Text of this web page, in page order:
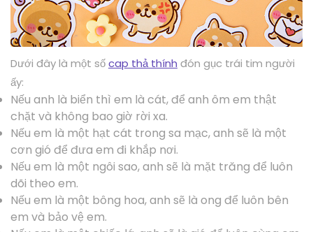
Dưới đây là một sốcap thả thính đón gục trái tim người
ấy:
Nếu anh là biển thì em là cát, để anh ôm em thật
chặt và không bao giờ rời xa.
Nếu em là một hạt cát trong sa mạc, anh sẽ là một
cơn gió để đưa em đi khắp nơi.
Nếu em là một ngôi sao, anh sẽ là mặt trăng để luôn
dõi theo em.
Nếu em là một bông hoa, anh sẽ là ong để luôn bên
em và bảo vệ em.